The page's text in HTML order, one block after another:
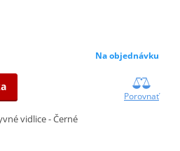
Na objednávku
Porovnať
vidlice - Černé